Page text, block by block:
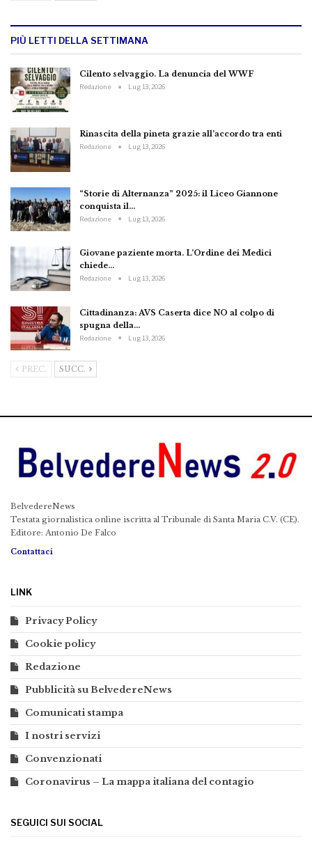
PIÙ LETTI DELLA SETTIMANA
Cilento selvaggio. La denuncia del WWF
Redazione Lug 13, 2026
Rinascita della pineta grazie all’accordo tra enti
Redazione Lug 13, 2026
“Storie di Alternanza” 2025: il Liceo Giannone
conquista il…
Redazione Lug 13, 2026
Giovane paziente morta. L’Ordine dei Medici
chiede…
Redazione Lug 13, 2026
Cittadinanza: AVS Caserta dice NO al colpo di
spugna della…
Redazione Lug 13, 2026
PREC. SUCC.
BelvedereNews
Testata giornalistica online iscritta al Tribunale di Santa Maria C.V. (CE).
Editore: Antonio De Falco
Contattaci
LINK
Privacy Policy
Cookie policy
Redazione
Pubblicità su BelvedereNews
Comunicati stampa
I nostri servizi
Convenzionati
Coronavirus – La mappa italiana del contagio
SEGUICI SUI SOCIAL